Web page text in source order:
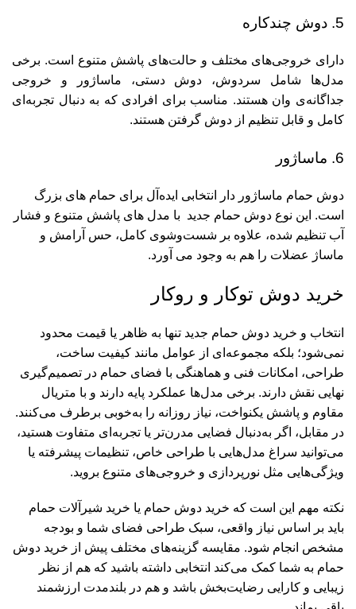
5. دوش چندکاره
دارای خروجی‌های مختلف و حالت‌های پاشش متنوع است. برخی
مدل‌ها شامل سردوش، دوش دستی، ماساژور و خروجی
جداگانه‌ی وان هستند. مناسب برای افرادی که به دنبال تجربه‌ای
کامل و قابل تنظیم از دوش گرفتن هستند.
6. ماساژور
دوش حمام ماساژور دار انتخابی ایده‌آل برای حمام های بزرگ
است. این نوع دوش حمام جدید با مدل های پاشش متنوع و فشار
آب تنظیم‌ شده، علاوه‌ بر شست‌وشوی کامل، حس آرامش و
ماساژ عضلات را هم به وجود می آورد.
خرید دوش توکار و روکار
انتخاب و خرید دوش حمام جدید تنها به ظاهر یا قیمت محدود
نمی‌شود؛ بلکه مجموعه‌ای از عوامل مانند کیفیت ساخت،
طراحی، امکانات فنی و هماهنگی با فضای حمام در تصمیم‌گیری
نهایی نقش دارند. برخی مدل‌ها عملکرد پایه‌ دارند و با متریال
مقاوم و پاشش یکنواخت، نیاز روزانه را به‌خوبی برطرف می‌کنند.
در مقابل، اگر به‌دنبال فضایی مدرن‌تر یا تجربه‌ای متفاوت هستید،
می‌توانید سراغ مدل‌هایی با طراحی خاص، تنظیمات پیشرفته یا
ویژگی‌هایی مثل نورپردازی و خروجی‌های متنوع بروید.
نکته مهم این است که خرید دوش حمام یا خرید شیرآلات حمام
باید بر اساس نیاز واقعی، سبک طراحی فضای شما و بودجه
مشخص انجام شود. مقایسه گزینه‌های مختلف پیش از خرید دوش
حمام به شما کمک می‌کند انتخابی داشته باشید که هم از نظر
زیبایی و کارایی رضایت‌بخش باشد و هم در بلندمدت ارزشمند